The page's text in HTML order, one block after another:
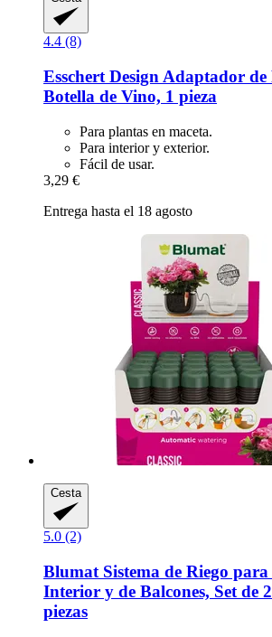
4.4 (8)
Esschert Design Adaptador de
Botella de Vino, 1 pieza
Para plantas en maceta.
Para interior y exterior.
Fácil de usar.
3,29 €
Entrega hasta el 18 agosto
Cesta
5.0 (2)
Blumat Sistema de Riego
Interior y de Balcones, Set de
piezas